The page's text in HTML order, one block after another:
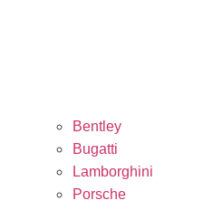
Bentley
Bugatti
Lamborghini
Porsche